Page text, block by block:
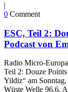
|
0 Comment
ESC, Teil 2:
Podcast von
Radio Micro-
Teil 2: Douze
Yildiz“ am
Wüste Welle 96,6.